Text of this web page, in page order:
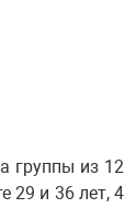
группы из 12
29 и 36 лет, 4